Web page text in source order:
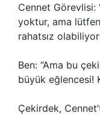
Cennet Görevlisi:
yoktur, ama
rahatsız
Ben: “Ama bu
büyük eğlencesi!
Çekirdek,